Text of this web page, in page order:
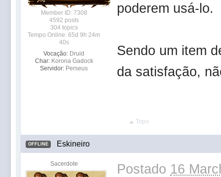
Member ID: 7308
4592 posts
304 topics
Tempo Online: 65d 9h 24m
40s
Vocação: Druid
Char: Korona Gadock
Servidor: Perseus
poderem usá-lo.
Sendo um item
da satisfação,
Topo
OFFLINE Eskineiro
Sacerdote Postado 16